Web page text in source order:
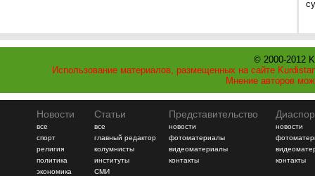
© 2000-2012
Использование материалов, размещенных на сайте
Мнение авторов
Новости
все
спорт
религия
политика
экономика
Статьи
все
главный редактор
колумнисты
институты
СМИ
Представительство
новости
фотоматериалы
видеоматериалы
контакты
новости
контакты